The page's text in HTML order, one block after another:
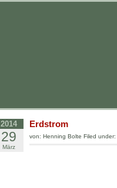
2014
29
März
Erdstrom
von: Henning Bolte Filed under: